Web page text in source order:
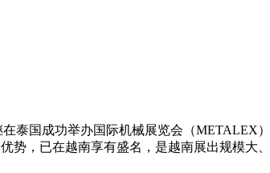
国成功举办国际机械展览会（METALEX
，已在越南享有盛名，是越南展出规模大、